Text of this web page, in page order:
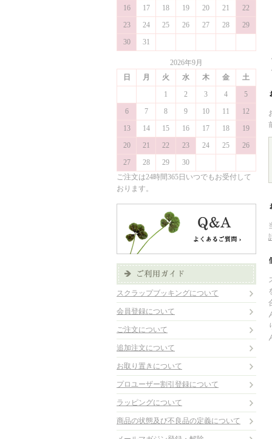
16
17 18 19 20 21
22
23
24 25 26 27 28
29
30
31
2026年9月
日
月 火 水 木 金
土
1
2 3 4
5
6
7 8 9 10 11
12
13
14 15 16 17 18
19
20
21 22 23 24 25
26
27
28 29
30
ご注文は24時間365日いつでもお受付して
おります。
スクラップブッキングについて
会員登録について
ご注文について
追加注文について
お取り置きについて
プロユーザー割引登録について
ラッピングについて
商品の状態及び不良品の定義について